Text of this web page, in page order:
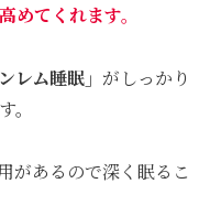
めてくれます。
レム睡眠」 がしっかり
があるので深く眠るこ